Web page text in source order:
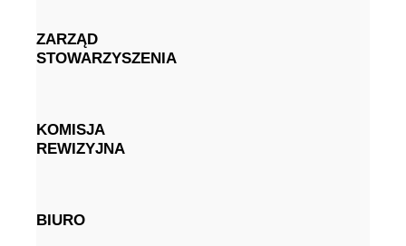
ZARZĄD
STOWARZYSZENIA
KOMISJA
REWIZYJNA
BIURO